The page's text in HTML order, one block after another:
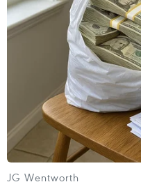
Tuy nhiên, tiến trình
sau khi Chính phủ
công bố thủ lĩnh
và Taliban đã xác
JG Wentworth